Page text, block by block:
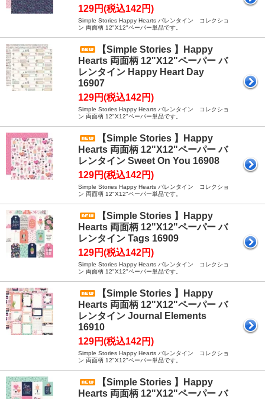
129円(税込142円)
Simple Stories Happy Hearts バレンタイン コレクショ
ン 両面柄 12"X12"ペーパー単品です。
【Simple Stories 】Happy
Hearts 両面柄 12"X12"ペーパー バ
レンタイン Happy Heart Day
16907
129円(税込142円)
Simple Stories Happy Hearts バレンタイン コレクショ
ン 両面柄 12"X12"ペーパー単品です。
【Simple Stories 】Happy
Hearts 両面柄 12"X12"ペーパー バ
レンタイン Sweet On You 16908
129円(税込142円)
Simple Stories Happy Hearts バレンタイン コレクショ
ン 両面柄 12"X12"ペーパー単品です。
【Simple Stories 】Happy
Hearts 両面柄 12"X12"ペーパー バ
レンタイン Tags 16909
129円(税込142円)
Simple Stories Happy Hearts バレンタイン コレクショ
ン 両面柄 12"X12"ペーパー単品です。
【Simple Stories 】Happy
Hearts 両面柄 12"X12"ペーパー バ
レンタイン Journal Elements
16910
129円(税込142円)
Simple Stories Happy Hearts バレンタイン コレクショ
ン 両面柄 12"X12"ペーパー単品です。
【Simple Stories 】Happy
Hearts 両面柄 12"X12"ペーパー バ